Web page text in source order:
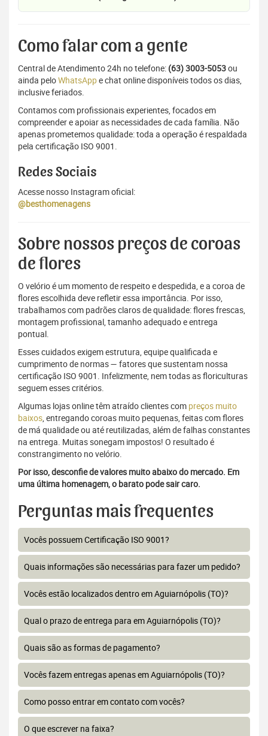
Como falar com a gente
Central de Atendimento 24h no telefone: (63) 3003-5053ou
ainda peloWhatsAppe chat online disponíveis todos os dias,
inclusive feriados.
Contamos com profissionais experientes, focados em
compreender e apoiar as necessidades de cada família. Não
apenas prometemos qualidade: toda a operação é respaldada
pela certificação ISO 9001.
Redes Sociais
Acesse nosso Instagram oficial:
@besthomenagens
Sobre nossos preços de coroas
de flores
O velório é um momento de respeito e despedida, e a coroa de
flores escolhida deve refletir essa importância. Por isso,
trabalhamos com padrões claros de qualidade: flores frescas,
montagem profissional, tamanho adequado e entrega
pontual.
Esses cuidados exigem estrutura, equipe qualificada e
cumprimento de normas — fatores que sustentam nossa
certificação ISO 9001. Infelizmente, nem todas as floriculturas
seguem esses critérios.
Algumas lojas online têm atraído clientes com preços muito
baixos, entregando coroas muito pequenas, feitas com flores
de má qualidade ou até reutilizadas, além de falhas constantes
na entrega. Muitas sonegam impostos! O resultado é
constrangimento no velório.
Por isso, desconfie de valores muito abaixo do mercado. Em
uma última homenagem, o barato pode sair caro.
Perguntas mais frequentes
Vocês possuem Certificação ISO 9001?
Quais informações são necessárias para fazer um pedido?
Vocês estão localizados dentro em Aguiarnópolis (TO)?
Qual o prazo de entrega para em Aguiarnópolis (TO)?
Quais são as formas de pagamento?
Vocês fazem entregas apenas em Aguiarnópolis (TO)?
Como posso entrar em contato com vocês?
O que escrever na faixa?